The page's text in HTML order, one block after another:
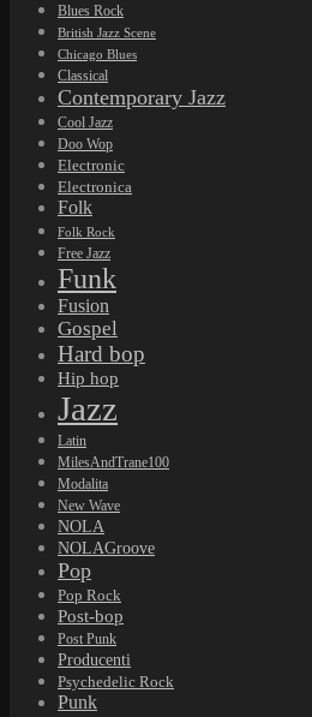
Blues Rock
British Jazz Scene
Chicago Blues
Classical
Contemporary Jazz
Cool Jazz
Doo Wop
Electronic
Electronica
Folk
Folk Rock
Free Jazz
Funk
Fusion
Gospel
Hard bop
Hip hop
Jazz
Latin
MilesAndTrane100
Modalita
New Wave
NOLA
NOLAGroove
Pop
Pop Rock
Post-bop
Post Punk
Producenti
Psychedelic Rock
Punk